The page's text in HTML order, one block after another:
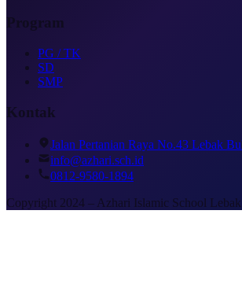
Program
PG / TK
SD
SMP
Kontak
Jalan Pertanian Raya No.43 Lebak
info@azhari.sch.id
0812-9580-1894
Copyright 2024 – Azhari Islamic School